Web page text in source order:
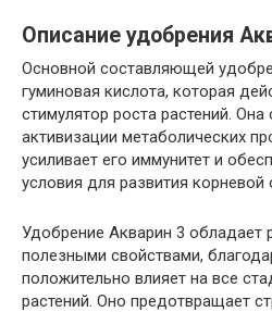
Описание удобрения
Основной составляющей
гуминовая кислота, которая
стимулятор роста растений. Она
активизации метаболических
усиливает его иммунитет и
условия для развития корневой
Удобрение Акварин 3 обладает
полезными свойствами,
положительно влияет на все
растений. Оно предотвращает